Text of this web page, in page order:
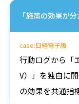
「施策の効果が
case:日経電子版
行動ログから「
V）」を独自に
の効果を共通指